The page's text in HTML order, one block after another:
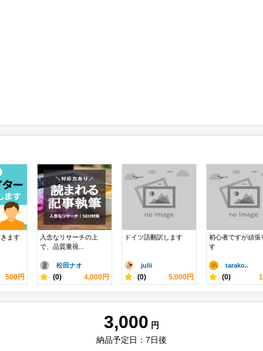
ます
500円
入念なリサーチの上
で、品質重視...
松田ナオ
- (0) 4,000円
ドイツ語翻訳します
julii
- (0) 5,000円
初心者ですが頑張
す
tarako..
- (0)
3,000 円
納品予定日：7日後